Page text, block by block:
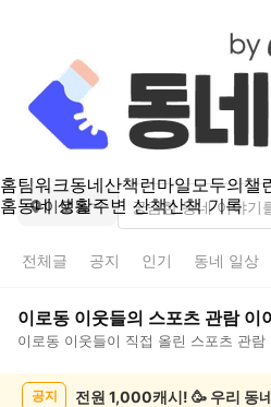
홈팀워크동네산책런마일모두의챌
홈동네 생활주변 산책산책 기록
이로동
전체글 공지 인기 동네 일상
이로동 이웃들의 스포츠 관람이
이로동 이웃들이 직접 올린 스포츠 관람
공지 전원 1,000캐시! 🥳 우리 동